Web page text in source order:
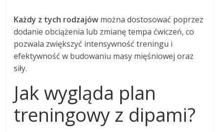
Każdy z tych rodzajów można dostosować poprzez
dodanie obciążenia lub zmianę tempa ćwiczeń, co
pozwala zwiększyć intensywność treningu i
efektywność w budowaniu masy mięśniowej oraz
siły.
Jak wygląda plan
treningowy z dipami?